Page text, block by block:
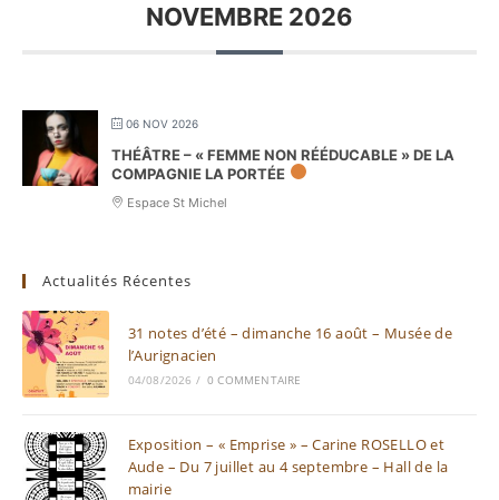
NOVEMBRE 2026
06 NOV 2026
THÉÂTRE – « FEMME NON RÉÉDUCABLE » DE LA
COMPAGNIE LA PORTÉE
Espace St Michel
Actualités Récentes
31 notes d’été – dimanche 16 août – Musée de
l’Aurignacien
04/08/2026 / 0 COMMENTAIRE
Exposition – « Emprise » – Carine ROSELLO et
Aude – Du 7 juillet au 4 septembre – Hall de la
mairie